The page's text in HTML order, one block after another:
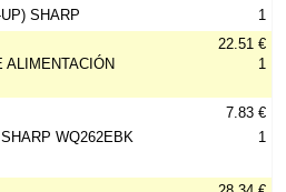
SHARP
1
ALIMENTACIÓN
22.51 €
1
WQ262EBK
7.83 €
1